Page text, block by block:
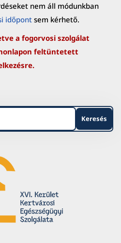
nem áll módunkban
időpontsem kérhető.
a fogorvosi szolgálat
feltüntetett